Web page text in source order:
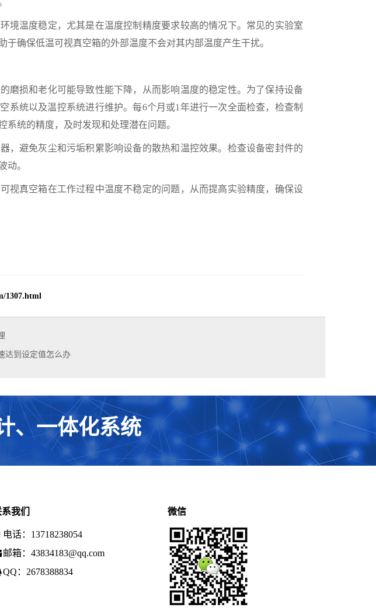
温度稳定，尤其是在温度控制精度要求较高的情况下。常见的实验室
确保低温可视真空箱的外部温度不会对其内部温度产生干扰。
损和老化可能导致性能下降，从而影响温度的稳定性。为了保持设备
系统以及温控系统进行维护。每6个月或1年进行一次全面检查，检查制
统的精度，及时发现和处理潜在问题。
避免灰尘和污垢积累影响设备的散热和温控效果。检查设备密封件的
动。
真空箱在工作过程中温度不稳定的问题，从而提高实验精度，确保设
1307.html
达到设定值怎么办
、一体化系统
我们
电话：13718238054
邮箱：43834183@qq.com
QQ：2678388834
微信